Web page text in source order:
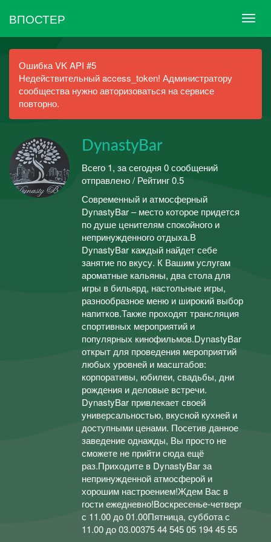
ВПОСТЕР
Ошибка VK API #5
Недействительный access_token! Администратору
сообщества нужно авторизоваться на сервисе
повторно.
DynastyBar
Всего 1, за сегодня 0 сообщений
отправлено / Рейтинг 0.5
Современный и атмосферный
DynastyBar – место которое придется
по душе ценителям спокойного и
непринужденного отдыха.В
DynastyBar каждый найдет себе
занятие по вкусу. К Вашим услугам
ароматные кальяны, два стола для
игры в бильярд, настольные игры,
разнообразное меню и широкий выбор
напитков.Также проходят трансляция
спортивных мероприятий и
популярных кинофильмов.DynastyBar
открыт для проведения мероприятий
любых уровней и масштабов:
корпоративы, юбилеи, свадьбы, дни
рождения и деловые встречи.
DynastyBar привлекает своей
универсальностью, вкусной кухней и
доступными ценами. Посетив данное
заведение однажды, Вы просто не
сможете не прийти сюда ещё
раз.Приходите в DynastyBar за
непринужденной атмосферой и
хорошим настроением!Ждем Вас в
гости ежедневно!Воскресенье-четверг
с 11.00 до 01.00Пятница, суббота с
11.00 до 03.00375 44 545 05 194 45 55